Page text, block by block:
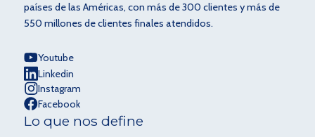
países de las Américas, con más de 300 clientes y más de
550 millones de clientes finales atendidos.
Youtube
Linkedin
Instagram
Facebook
Lo que nos define